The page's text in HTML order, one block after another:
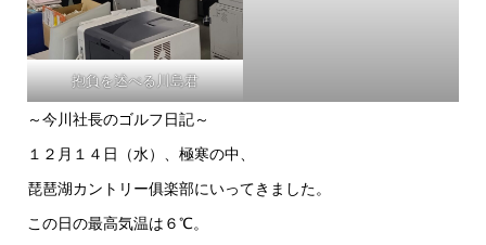
抱負を述べる川島君
～今川社長のゴルフ日記～
１２月１４日（水）、極寒の中、
琵琶湖カントリー俱楽部にいってきました。
この日の最高気温は６℃。